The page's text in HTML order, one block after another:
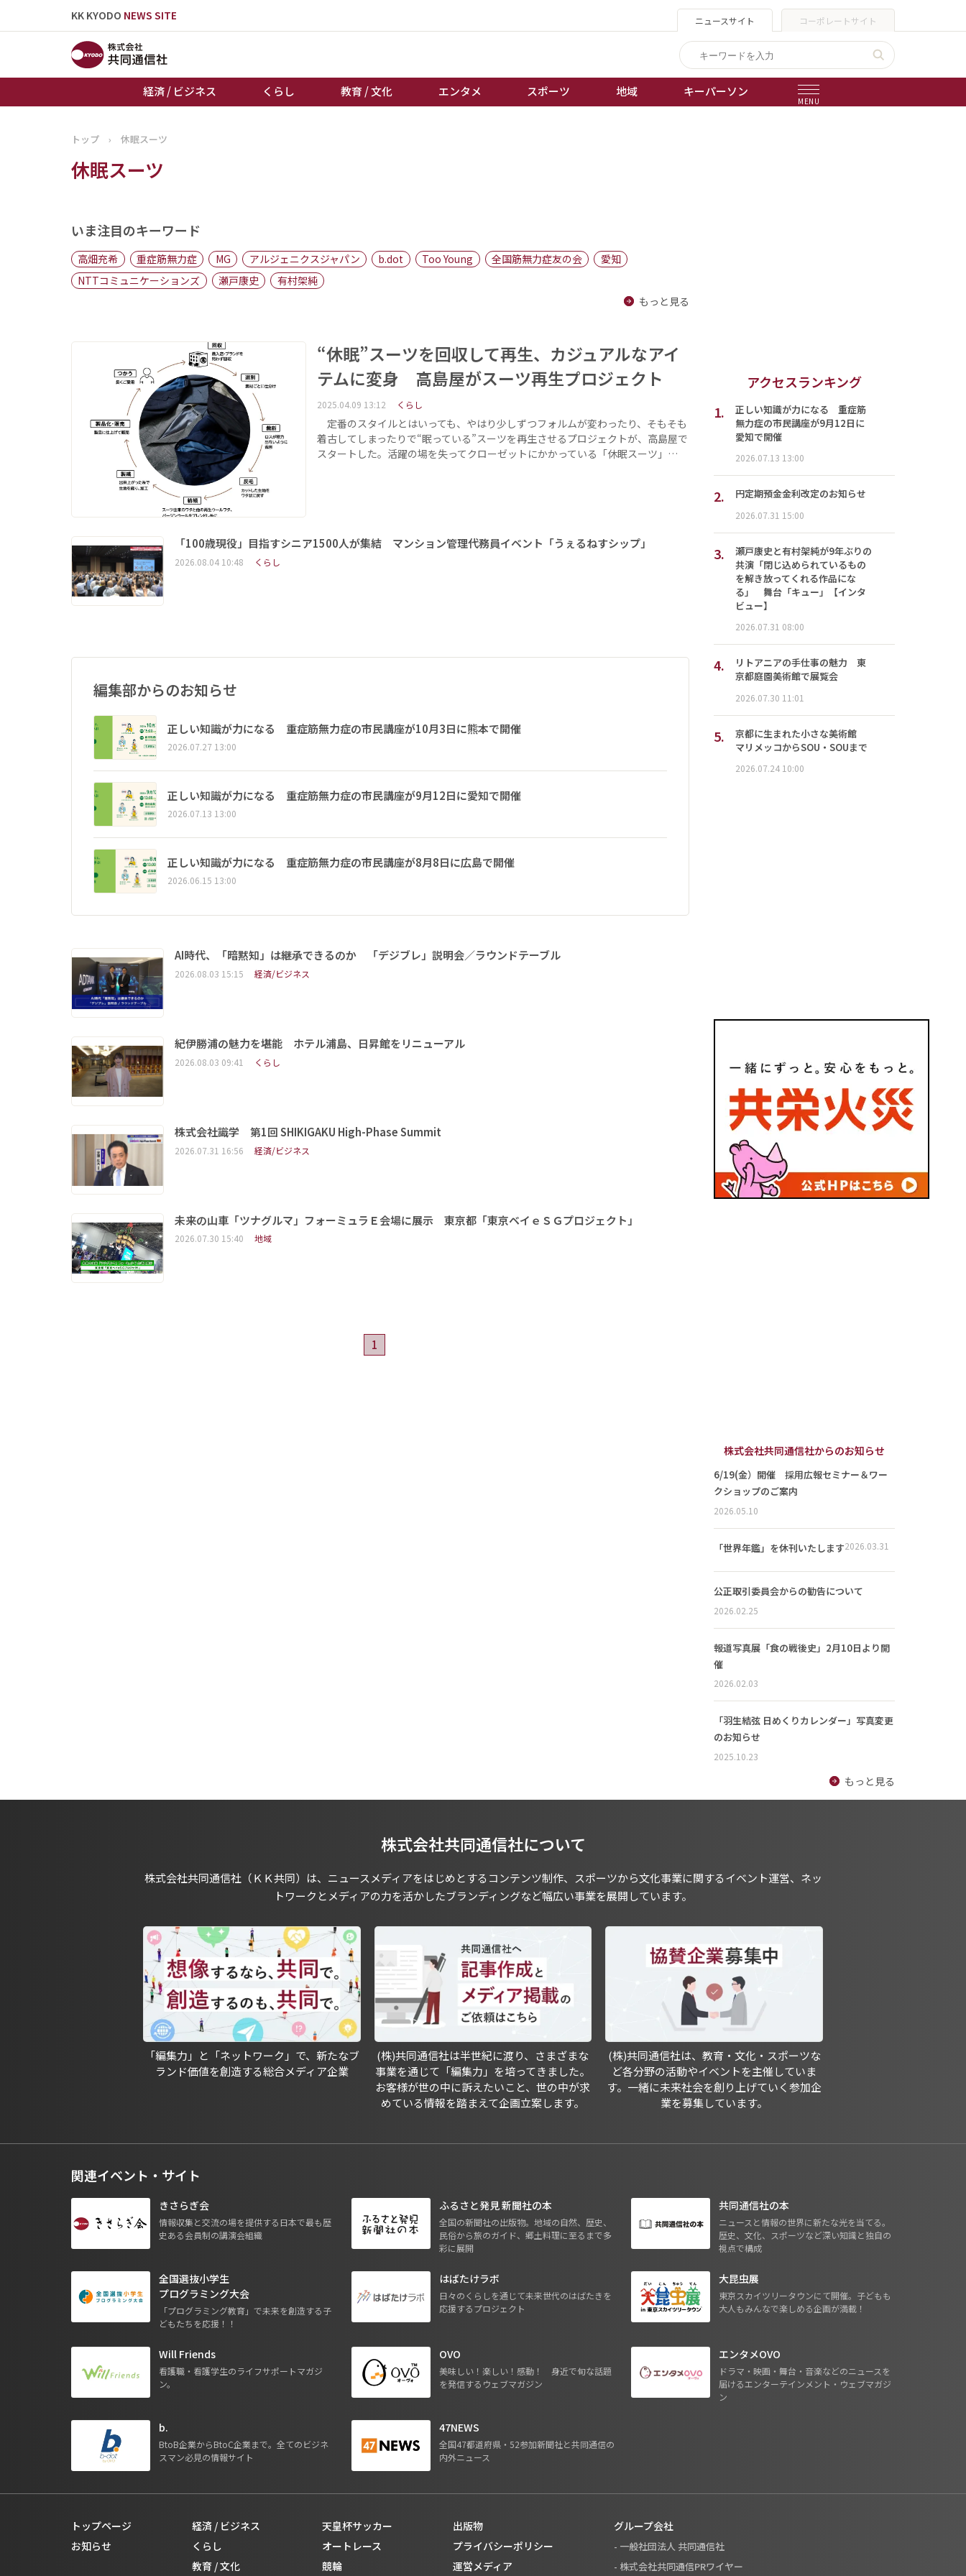
KK KYODO NEWS SITE ニュースサイト コーポレートサイト
経済 / ビジネス くらし 教育 / 文化 エンタメ スポーツ 地域 キーパーソン
MENU
トップページ
お知らせ
地域
棋王戦
トップ › 休眠スーツ
休眠スーツ
いま注目のキーワード
高畑充希 重症筋無力症 MG アルジェニクスジャパン b.dot Too Young 全国筋無力症友の会
愛知
NTTコミュニケーションズ
瀬戸康史
有村架純
もっと見る
“休眠”スーツを回収して再生、カジュアルなアイ
テムに変身 高島屋がスーツ再生プロジェクト
2025.04.09 13:12 くらし
定番のスタイルとはいっても、やはり少しずつフォルムが変わったり、そもそも
着古してしまったりで“眠っている”スーツを再生させるプロジェクトが、高島屋で
スタートした。活躍の場を失ってクローゼットにかかっている「休眠スーツ」…
「100歳現役」目指すシニア1500人が集結 マンション管理代務員イベント「うぇるねすシップ」
2026.08.04 10:48 くらし
編集部からのお知らせ
正しい知識が力になる 重症筋無力症の市民講座が10月3日に熊本で開催
2026.07.27 13:00
正しい知識が力になる 重症筋無力症の市民講座が9月12日に愛知で開催
2026.07.13 13:00
正しい知識が力になる 重症筋無力症の市民講座が8月8日に広島で開催
2026.06.15 13:00
AI時代、「暗黙知」は継承できるのか 「デジブレ」説明会／ラウンドテーブル
2026.08.03 15:15 経済/ビジネス
紀伊勝浦の魅力を堪能 ホテル浦島、日昇館をリニューアル
2026.08.03 09:41 くらし
株式会社識学 第1回 SHIKIGAKU High-Phase Summit
2026.07.31 16:56 経済/ビジネス
未来の山車「ツナグルマ」フォーミュラＥ会場に展示 東京都「東京ベイｅＳＧプロジェクト」
2026.07.30 15:40 地域
1
アクセスランキング
1.
正しい知識が力になる 重症筋
無力症の市民講座が9月12日に
愛知で開催
2026.07.13 13:00
2. 円定期預金金利改定のお知らせ
2026.07.31 15:00
3.
瀬戸康史と有村架純が9年ぶりの
共演「閉じ込められているもの
を解き放ってくれる作品にな
る」 舞台「キュー」【インタ
ビュー】
2026.07.31 08:00
4.
リトアニアの手仕事の魅力 東
京都庭園美術館で展覧会
2026.07.30 11:01
5.
京都に生まれた小さな美術館
マリメッコからSOU・SOUまで
2026.07.24 10:00
株式会社共同通信社からのお知らせ
6/19(金）開催 採用広報セミナー＆ワー
クショップのご案内
2026.05.10
「世界年鑑」を休刊いたします2026.03.31
公正取引委員会からの勧告について
2026.02.25
報道写真展「食の戦後史」2月10日より開
催
2026.02.03
「羽生結弦 日めくりカレンダー」写真変更
のお知らせ
2025.10.23
もっと見る
株式会社共同通信社について
株式会社共同通信社（ＫＫ共同）は、ニュースメディアをはじめとするコンテンツ制作、スポーツから文化事業に関するイベント運営、ネッ
トワークとメディアの力を活かしたブランディングなど幅広い事業を展開しています。
「編集力」と「ネットワーク」で、新たなブ
ランド価値を創造する総合メディア企業
(株)共同通信社は半世紀に渡り、さまざまな
事業を通じて「編集力」を培ってきました。
お客様が世の中に訴えたいこと、世の中が求
めている情報を踏まえて企画立案します。
(株)共同通信社は、教育・文化・スポーツな
ど各分野の活動やイベントを主催していま
す。一緒に未来社会を創り上げていく参加企
業を募集しています。
関連イベント・サイト
きさらぎ会
情報収集と交流の場を提供する日本で最も歴
史ある会員制の講演会組織
ふるさと発見 新聞社の本
全国の新聞社の出版物。地域の自然、歴史、
民俗から旅のガイド、郷土料理に至るまで多
彩に展開
共同通信社の本
ニュースと情報の世界に新たな光を当てる。
歴史、文化、スポーツなど深い知識と独自の
視点で構成
全国選抜小学生
プログラミング大会
「プログラミング教育」で未来を創造する子
どもたちを応援！！
はばたけラボ
日々のくらしを通じて未来世代のはばたきを
応援するプロジェクト
大昆虫展
東京スカイツリータウンにて開催。子どもも
大人もみんなで楽しめる企画が満載！
Will Friends
看護職・看護学生のライフサポートマガジ
ン。
OVO
美味しい！楽しい！感動！ 身近で旬な話題
を発信するウェブマガジン
エンタメOVO
ドラマ・映画・舞台・音楽などのニュースを
届けるエンターテインメント・ウェブマガジ
ン
b.
BtoB企業からBtoC企業まで。全てのビジネ
スマン必見の情報サイト
47NEWS
全国47都道府県・52参加新聞社と共同通信の
内外ニュース
トップページ
お知らせ
経済 / ビジネス
くらし
教育 / 文化
天皇杯サッカー
オートレース
競輪
出版物
プライバシーポリシー
運営メディア
グループ会社
- 一般社団法人 共同通信社
- 株式会社共同通信PRワイヤー